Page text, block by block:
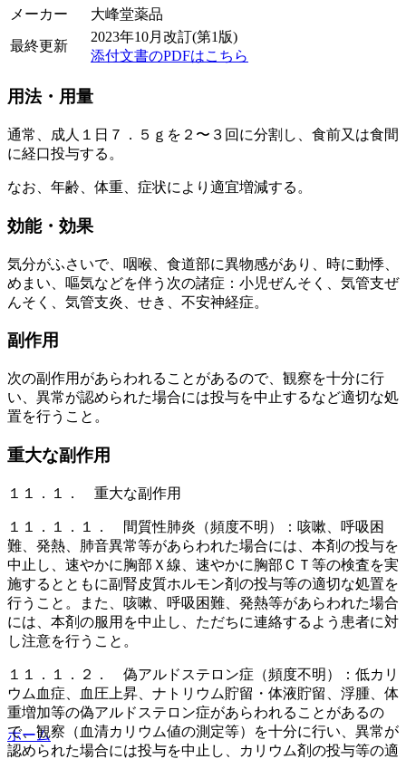
メーカー
大峰堂薬品
最終更新
2023年10月改訂(第1版)
添付文書のPDFはこちら
用法・用量
通常、成人１日７．５ｇを２〜３回に分割し、食前又は食間
に経口投与する。
なお、年齢、体重、症状により適宜増減する。
効能・効果
気分がふさいで、咽喉、食道部に異物感があり、時に動悸、
めまい、嘔気などを伴う次の諸症：小児ぜんそく、気管支ぜ
んそく、気管支炎、せき、不安神経症。
副作用
次の副作用があらわれることがあるので、観察を十分に行
い、異常が認められた場合には投与を中止するなど適切な処
置を行うこと。
重大な副作用
１１．１． 重大な副作用
１１．１．１． 間質性肺炎（頻度不明）：咳嗽、呼吸困
難、発熱、肺音異常等があらわれた場合には、本剤の投与を
中止し、速やかに胸部Ｘ線、速やかに胸部ＣＴ等の検査を実
施するとともに副腎皮質ホルモン剤の投与等の適切な処置を
行うこと。また、咳嗽、呼吸困難、発熱等があらわれた場合
には、本剤の服用を中止し、ただちに連絡するよう患者に対
し注意を行うこと。
１１．１．２． 偽アルドステロン症（頻度不明）：低カリ
ウム血症、血圧上昇、ナトリウム貯留・体液貯留、浮腫、体
重増加等の偽アルドステロン症があらわれることがあるの
で、観察（血清カリウム値の測定等）を十分に行い、異常が
認められた場合には投与を中止し、カリウム剤の投与等の適
ホーム